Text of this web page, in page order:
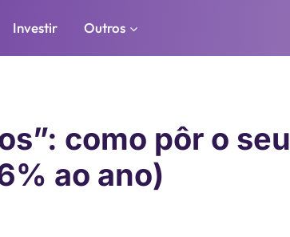
Investir Outros
como pôr o seu
ao ano)